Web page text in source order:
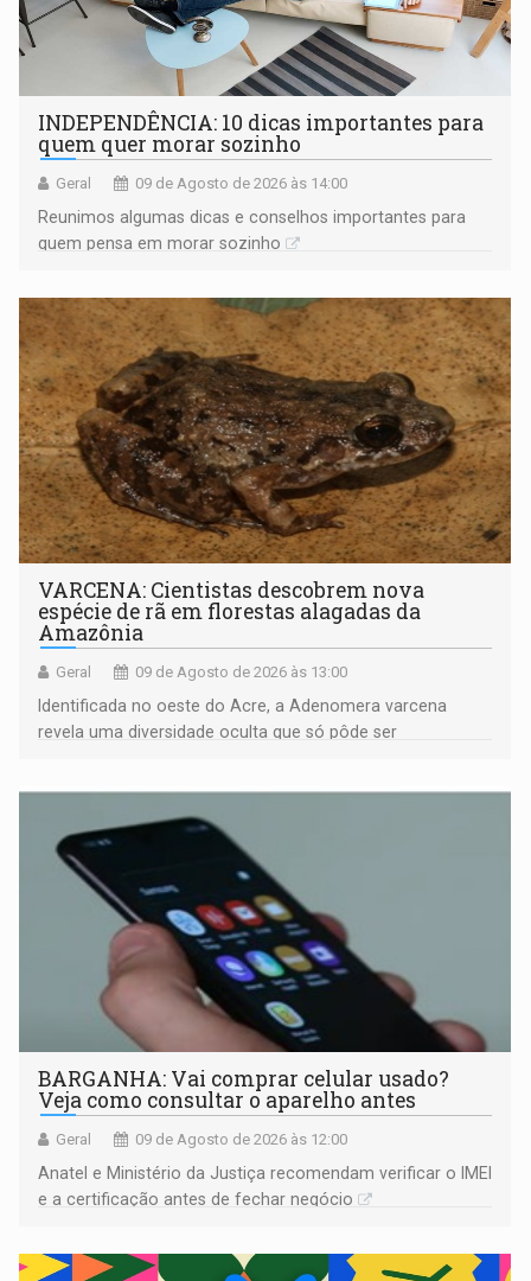
INDEPENDÊNCIA: 10 dicas importantes para
quem quer morar sozinho
Geral 09 de Agosto de 2026 às 14:00
Reunimos algumas dicas e conselhos importantes para
quem pensa em morar sozinho
VARCENA: Cientistas descobrem nova
espécie de rã em florestas alagadas da
Amazônia
Geral 09 de Agosto de 2026 às 13:00
Identificada no oeste do Acre, a Adenomera varcena
revela uma diversidade oculta que só pôde ser
BARGANHA: Vai comprar celular usado?
Veja como consultar o aparelho antes
Geral 09 de Agosto de 2026 às 12:00
Anatel e Ministério da Justiça recomendam verificar o IMEI
e a certificação antes de fechar negócio